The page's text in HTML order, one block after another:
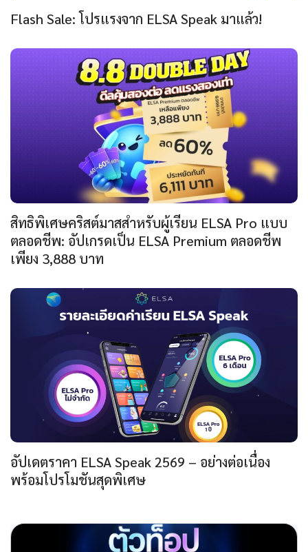
Flash Sale: โปรแรงจาก ELSA Speak มาแล้ว!
สิทธิพิเศษคริสต์มาสสำหรับผู้เรียน ELSA Pro แบบ
ตลอดชีพ: อัปเกรดเป็น ELSA Premium ตลอดชีพ
เพียง 3,888 บาท
อัปเดตราคา ELSA Speak 2569 – อย่างต่อเนื่อง
พร้อมโปรโมชันสุดพิเศษ